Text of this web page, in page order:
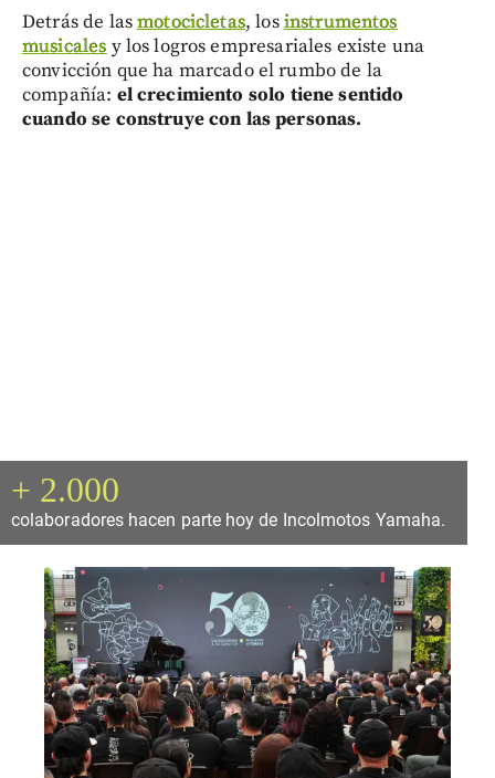
Detrás de lasmotocicletas, losinstrumentos
musicales y los logros empresariales existe una
convicción que ha marcado el rumbo de la
compañía: el crecimiento solo tiene sentido
cuando se construye con las personas.
+ 2.000
colaboradores hacen parte hoy de Incolmotos Yamaha.